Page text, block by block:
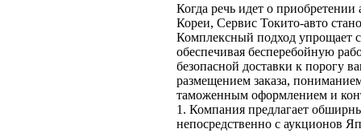
Когда речь идет о
Кореи, Сервис Токито-авто
Комплексный подход упрощает
обеспечивая бесперебойную
безопасной доставки к порогу
размещением заказа,
таможенным оформлением и
1. Компания предлагает
непосредственно с аукционов